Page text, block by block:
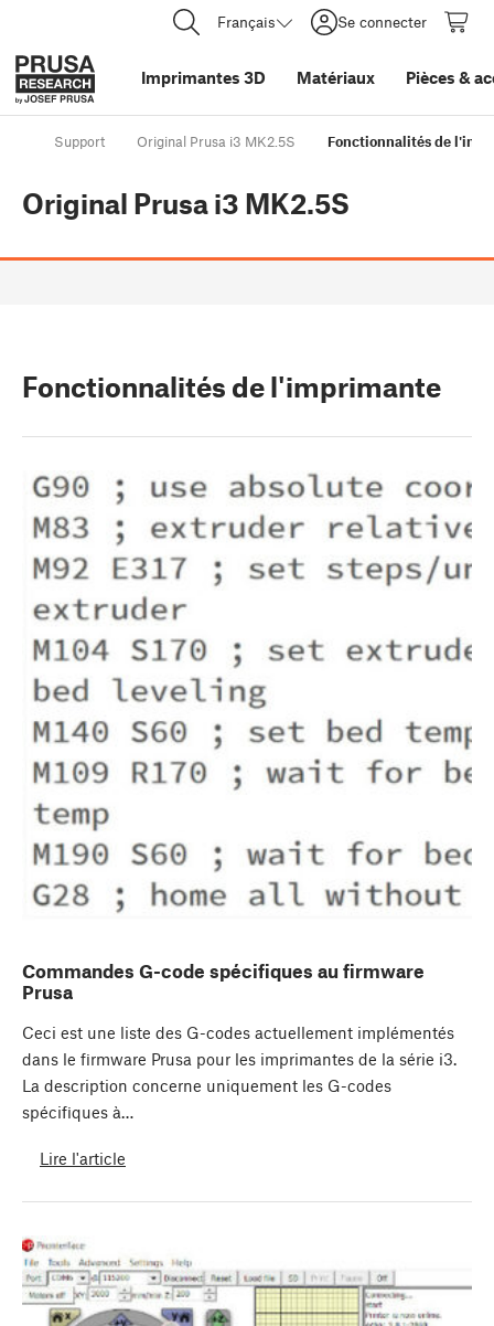
Français Se connecter
Imprimantes 3D Matériaux Pièces &
Support Original Prusa i3 MK2.5S Fonctionnalités de
Original Prusa i3 MK2.5S
Fonctionnalités de l'imprimante
Commandes G-code spécifiques au firmware
Prusa
Ceci est une liste des G-codes actuellement implémentés
dans le firmware Prusa pour les imprimantes de la série i3.
La description concerne uniquement les G-codes
spécifiques à…
Lire l'article